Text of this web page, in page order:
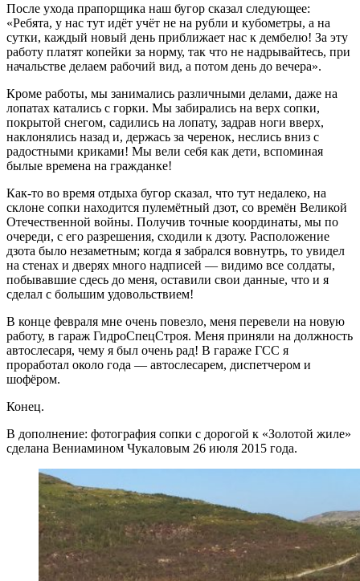
После ухода прапорщика наш бугор сказал следующее:
«Ребята, у нас тут идёт учёт не на рубли и кубометры, а на
сутки, каждый новый день приближает нас к дембелю! За эту
работу платят копейки за норму, так что не надрывайтесь, при
начальстве делаем рабочий вид, а потом день до вечера».
Кроме работы, мы занимались различными делами, даже на
лопатах катались с горки. Мы забирались на верх сопки,
покрытой снегом, садились на лопату, задрав ноги вверх,
наклонялись назад и, держась за черенок, неслись вниз с
радостными криками! Мы вели себя как дети, вспоминая
былые времена на гражданке!
Как-то во время отдыха бугор сказал, что тут недалеко, на
склоне сопки находится пулемётный дзот, со времён Великой
Отечественной войны. Получив точные координаты, мы по
очереди, с его разрешения, сходили к дзоту. Расположение
дзота было незаметным; когда я забрался вовнутрь, то увидел
на стенах и дверях много надписей — видимо все солдаты,
побывавшие сдесь до меня, оставили свои данные, что и я
сделал с большим удовольствием!
В конце февраля мне очень повезло, меня перевели на новую
работу, в гараж ГидроСпецСтроя. Меня приняли на должность
автослесаря, чему я был очень рад! В гараже ГСС я
проработал около года — автослесарем, диспетчером и
шофёром.
Конец.
В дополнение: фотография сопки с дорогой к «Золотой жиле»
сделана Вениамином Чукаловым 26 июля 2015 года.